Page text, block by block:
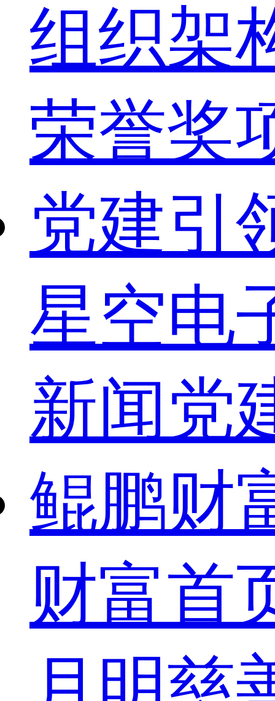
组织架
荣誉奖
党建引
星空电
新闻 党
鲲鹏财
财富首